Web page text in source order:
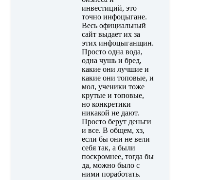
инвестиций, это
точно инфоцыгане.
Весь официальный
сайт выдает их за
этих инфоцыганщин.
Просто одна вода,
одна чушь и бред,
какие они лучшие и
какие они топовые, и
мол, ученики тоже
крутые и топовые,
но конкретики
никакой не дают.
Просто берут деньги
и все. В общем, хз,
если бы они не вели
себя так, а были
поскромнее, тогда бы
да, можно было с
ними поработать.